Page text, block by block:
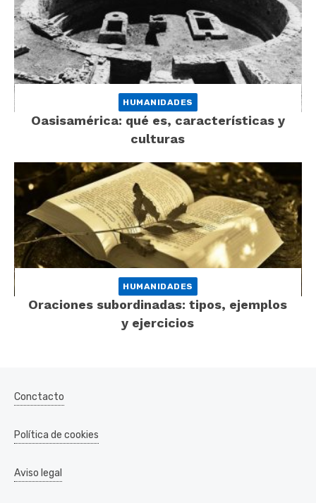
HUMANIDADES
Oasisamérica: qué es, características y
culturas
HUMANIDADES
Oraciones subordinadas: tipos, ejemplos
y ejercicios
Conctacto
Política de cookies
Aviso legal